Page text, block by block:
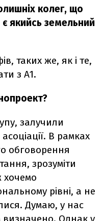
колег, що
якийсь земельний
таких же, як і те,
з А1.
залучили
В рамках
обговорення
зрозуміти
хочемо
рівні, а не
Думаю, у нас